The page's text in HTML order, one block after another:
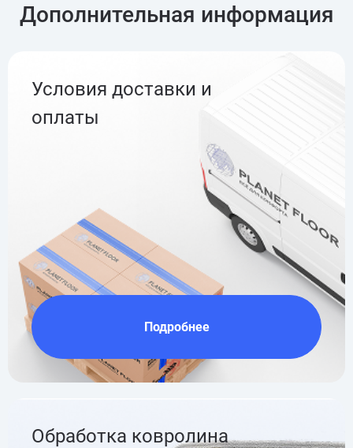
Дополнительная информация
Условия доставки и
оплаты
Подробнее
Обработка ковролина